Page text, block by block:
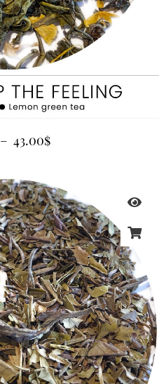
– 43.00$